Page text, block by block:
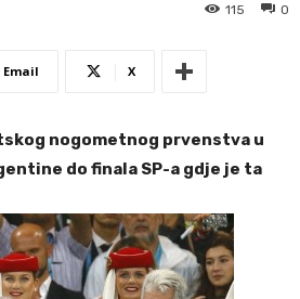
0
115
Email X
nogometnog prvenstva u
do finala SP-a gdje je ta